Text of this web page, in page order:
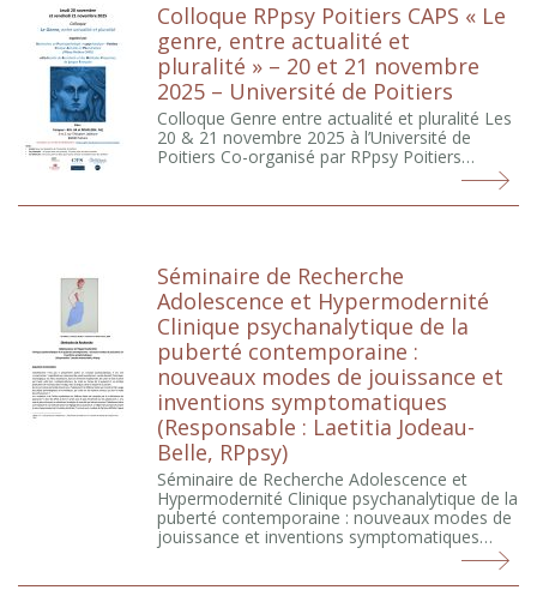
Colloque RPpsy Poitiers CAPS « Le
genre, entre actualité et
pluralité » – 20 et 21 novembre
2025 – Université de Poitiers
Colloque Genre entre actualité et pluralité Les
20 & 21 novembre 2025 à l’Université de
Poitiers Co-organisé par RPpsy Poitiers…
Séminaire de Recherche
Adolescence et Hypermodernité
Clinique psychanalytique de la
puberté contemporaine :
nouveaux modes de jouissance et
inventions symptomatiques
(Responsable : Laetitia Jodeau-
Belle, RPpsy)
Séminaire de Recherche Adolescence et
Hypermodernité Clinique psychanalytique de la
puberté contemporaine : nouveaux modes de
jouissance et inventions symptomatiques…